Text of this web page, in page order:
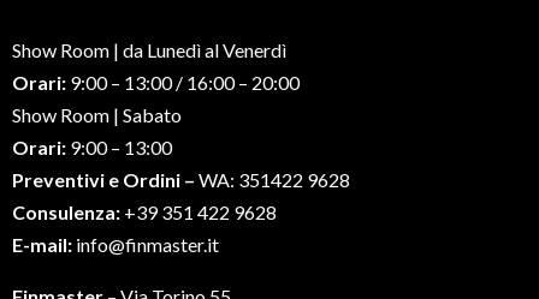
Show Room | da Lunedì al Venerdì
Orari: 9:00 – 13:00 / 16:00 – 20:00
Show Room | Sabato
Orari: 9:00 – 13:00
Preventivi e Ordini – WA: 351422 9628
Consulenza: +39 351 422 9628
E-mail: info@finmaster.it